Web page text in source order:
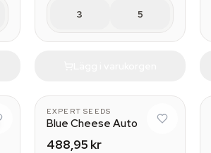
3 5
EXPERT SEEDS
Blue Cheese Auto
488,95 kr